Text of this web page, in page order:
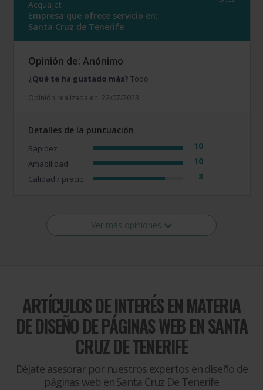
Acquajet
Empresa que ofrece servicio en:
Santa Cruz de Tenerife
Opinión de: Anónimo
¿Qué te ha gustado más? Todo
Opinión realizada en: 22/07/2023
Detalles de la puntuación
Rapidez 10
Amabilidad 10
Calidad / precio 8
Ver más opiniones
ARTÍCULOS DE INTERÉS EN MATERIA
DEDISEÑO DE PÁGINAS WEB EN SANTA
CRUZ DE TENERIFE
Déjate asesorar por nuestros expertos en diseño de
páginas web en Santa Cruz De Tenerife